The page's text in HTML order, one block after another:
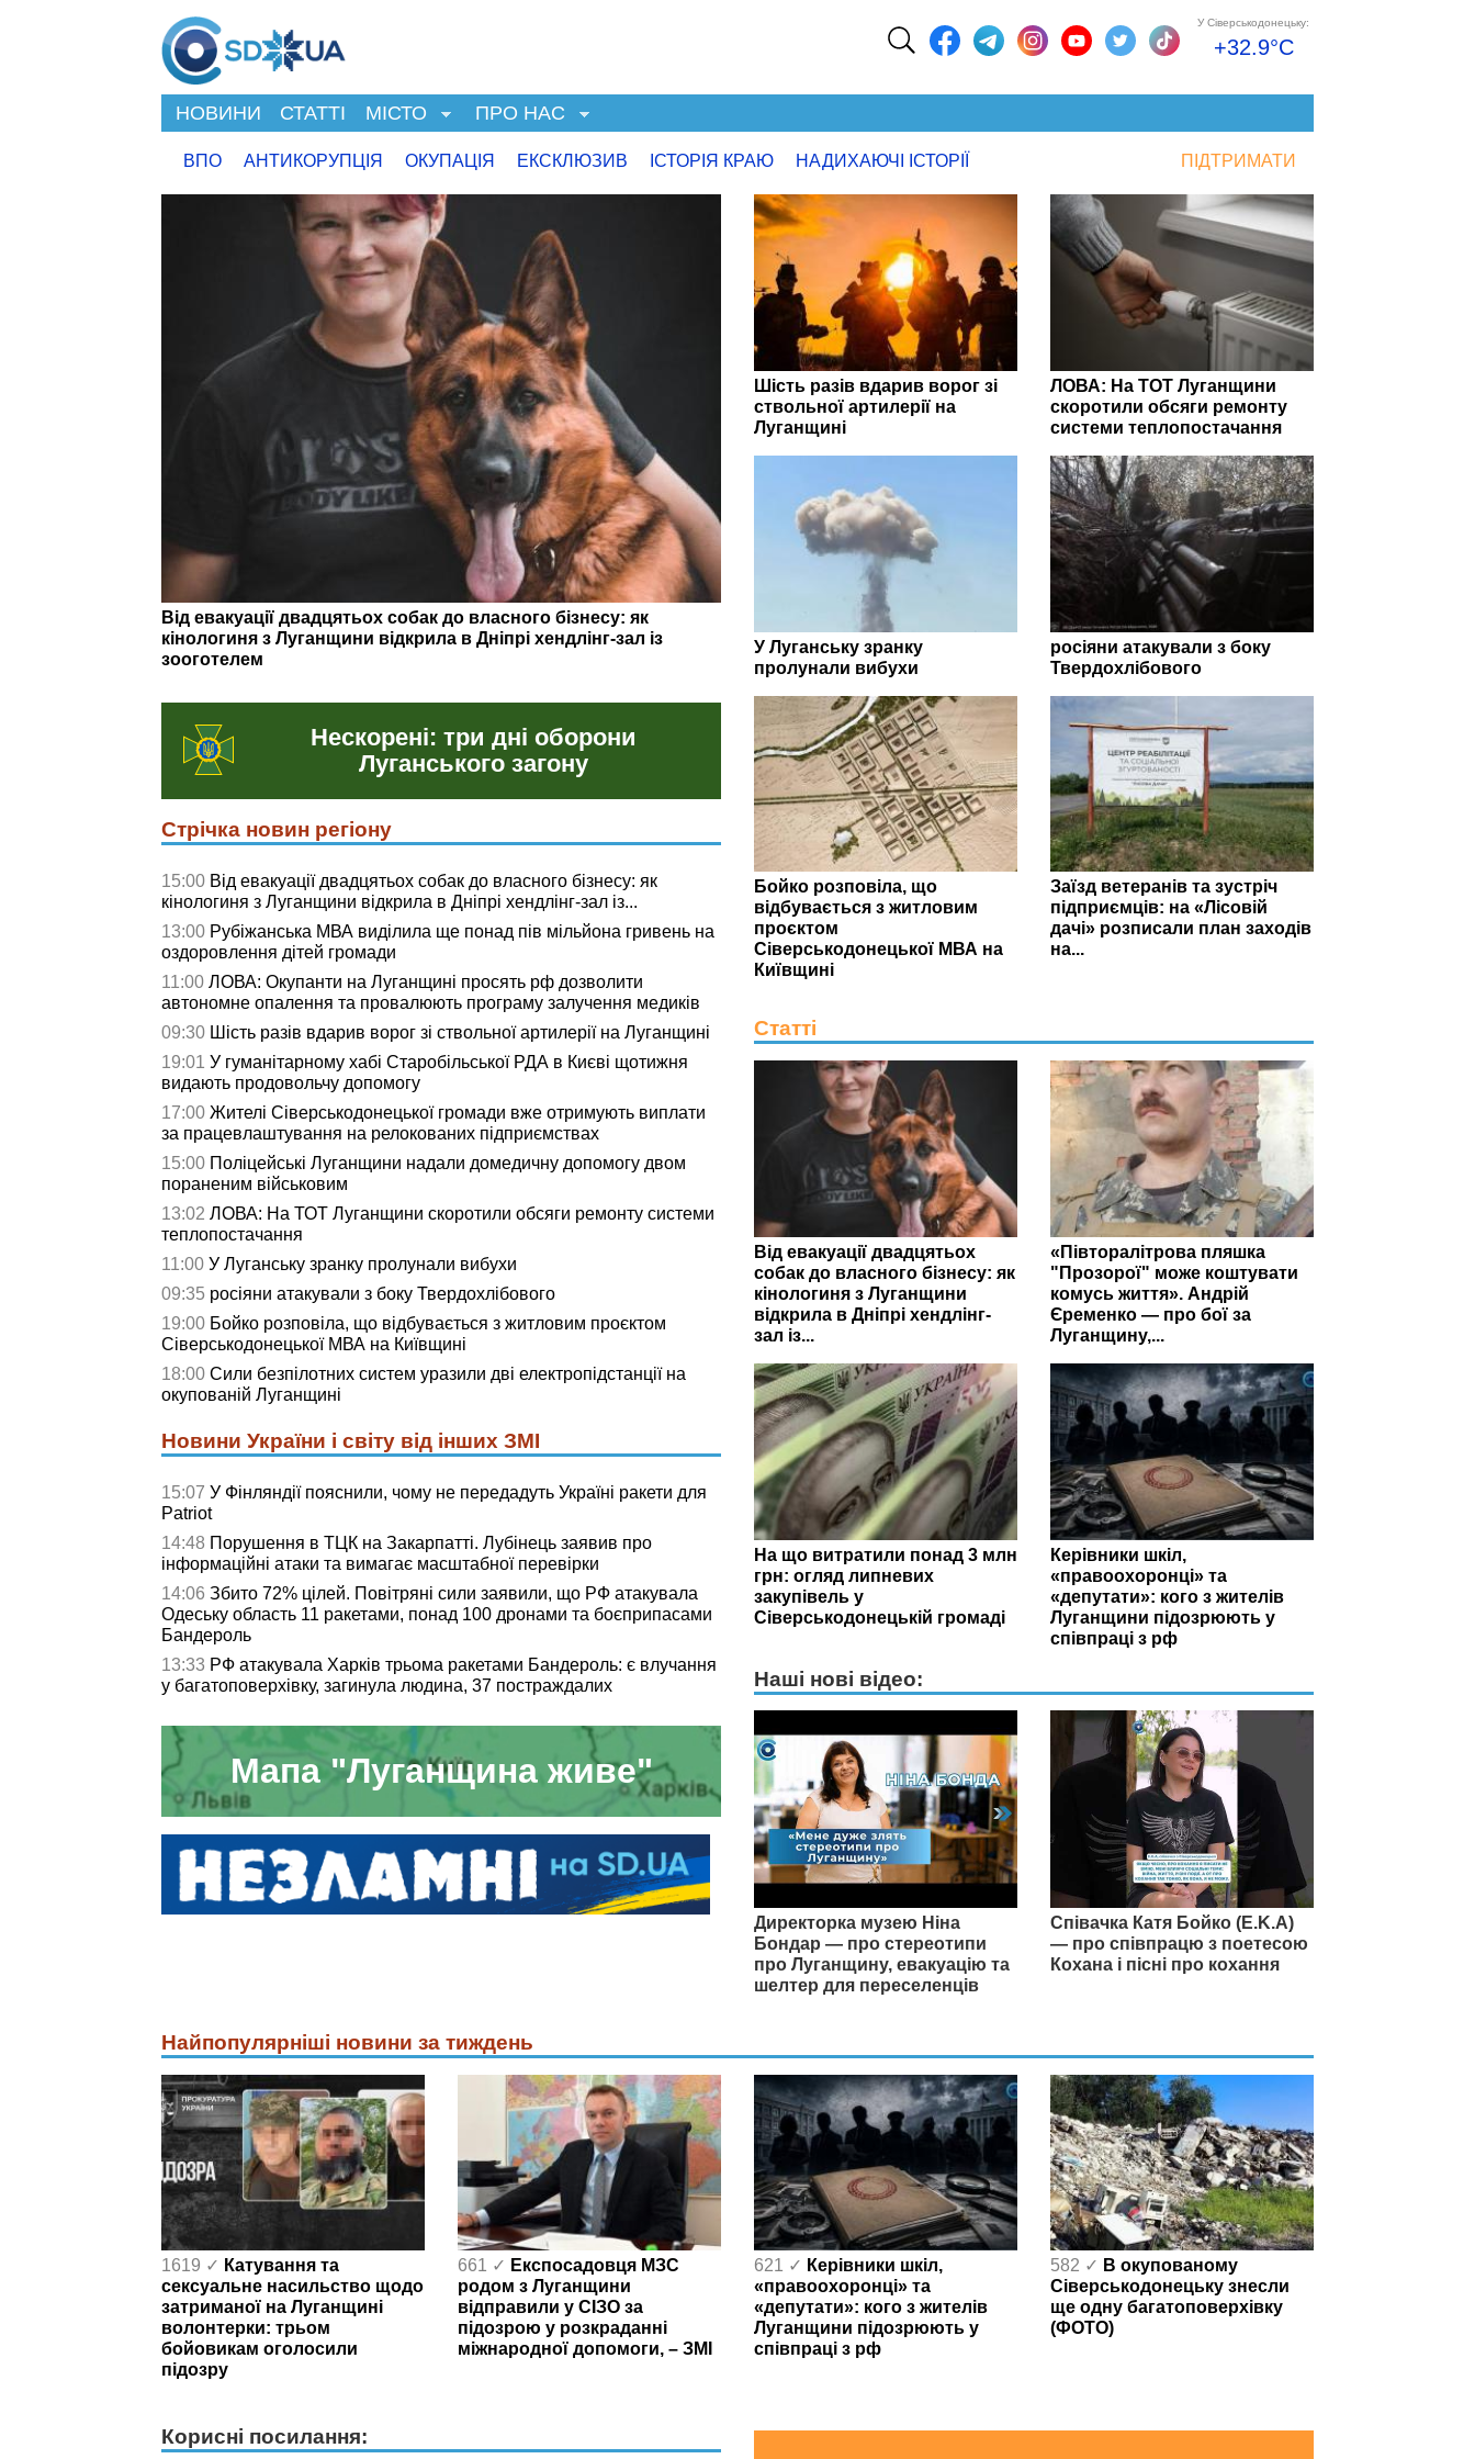
У Сіверськодонецьку:
+32.9°C
НОВИНИ СТАТТІ МІСТО ПРО НАС
ВПО АНТИКОРУПЦІЯ ОКУПАЦІЯ ЕКСКЛЮЗИВ ІСТОРІЯ КРАЮ НАДИХАЮЧІ ІСТОРІЇ ПІДТРИМАТИ
«Півторалітрова пляшка "Прозорої" може коштувати комусь
життя». Андрій Єременко — про бої за Луганщину,
відповідальність...
Шість разів вдарив ворог зі
ствольної артилерії на
Луганщині
ЛОВА: На ТОТ Луганщини
скоротили обсяги ремонту
системи теплопостачання
У Луганську зранку
пролунали вибухи
росіяни атакували з боку
Твердохлібового
Бойко розповіла, що
відбувається з житловим
проєктом
Сіверськодонецької МВА на
Київщині
Заїзд ветеранів та зустріч
підприємців: на «Лісовій
дачі» розписали план заходів
на...
Нескорені: три дні оборони
Луганського загону
Стрічка новин регіону
15:00 Від евакуації двадцятьох собак до власного бізнесу: як
кінологиня з Луганщини відкрила в Дніпрі хендлінг-зал із...
13:00 Рубіжанська МВА виділила ще понад пів мільйона гривень на
оздоровлення дітей громади
11:00 ЛОВА: Окупанти на Луганщині просять рф дозволити
автономне опалення та провалюють програму залучення медиків
09:30 Шість разів вдарив ворог зі ствольної артилерії на Луганщині
19:01 У гуманітарному хабі Старобільської РДА в Києві щотижня
видають продовольчу допомогу
17:00 Жителі Сіверськодонецької громади вже отримують виплати
за працевлаштування на релокованих підприємствах
15:00 Поліцейські Луганщини надали домедичну допомогу двом
пораненим військовим
13:02 ЛОВА: На ТОТ Луганщини скоротили обсяги ремонту системи
теплопостачання
11:00 У Луганську зранку пролунали вибухи
09:35 росіяни атакували з боку Твердохлібового
19:00 Бойко розповіла, що відбувається з житловим проєктом
Сіверськодонецької МВА на Київщині
18:00 Сили безпілотних систем уразили дві електропідстанції на
окупованій Луганщині
Статті
Від евакуації двадцятьох
собак до власного бізнесу: як
кінологиня з Луганщини
відкрила в Дніпрі хендлінг-
зал із...
«Півторалітрова пляшка
"Прозорої" може коштувати
комусь життя». Андрій
Єременко — про бої за
Луганщину,...
На що витратили понад 3 млн
грн: огляд липневих
закупівель у
Сіверськодонецькій громаді
Керівники шкіл,
«правоохоронці» та
«депутати»: кого з жителів
Луганщини підозрюють у
співпраці з рф
Наші нові відео:
Директорка музею Ніна
Бондар — про стереотипи
про Луганщину, евакуацію та
шелтер для переселенців
Співачка Катя Бойко (E.K.A)
— про співпрацю з поетесою
Кохана і пісні про кохання
Новини України і світу від інших ЗМІ
15:07 У Фінляндії пояснили, чому не передадуть Україні ракети для
Patriot
14:48 Порушення в ТЦК на Закарпатті. Лубінець заявив про
інформаційні атаки та вимагає масштабної перевірки
14:06 Збито 72% цілей. Повітряні сили заявили, що РФ атакувала
Одеську область 11 ракетами, понад 100 дронами та боєприпасами
Бандероль
13:33 РФ атакувала Харків трьома ракетами Бандероль: є влучання
у багатоповерхівку, загинула людина, 37 постраждалих
Мапа "Луганщина живе"
Найпопулярніші новини за тиждень
1619 ✓ Катування та
сексуальне насильство щодо
затриманої на Луганщині
волонтерки: трьом
бойовикам оголосили
підозру
661 ✓ Експосадовця МЗС
родом з Луганщини
відправили у СІЗО за
підозрою у розкраданні
міжнародної допомоги, – ЗМІ
621 ✓ Керівники шкіл,
«правоохоронці» та
«депутати»: кого з жителів
Луганщини підозрюють у
співпраці з рф
582 ✓ В окупованому
Сіверськодонецьку знесли
ще одну багатоповерхівку
(ФОТО)
Корисні посилання: